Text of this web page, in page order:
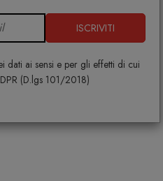
ISCRIVITI
dati ai sensi e per gli effetti di cui
(D.lgs 101/2018)